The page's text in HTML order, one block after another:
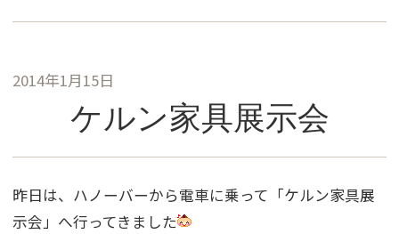
2014年1月15日
ケルン家具展示会
昨日は、ハノーバーから電車に乗って「ケルン家具展
示会」へ行ってきました